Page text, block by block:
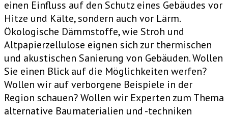
einen Einfluss auf den Schutz eines Gebäudes vor
Hitze und Kälte, sondern auch vor Lärm.
Ökologische Dämmstoffe, wie Stroh und
Altpapierzellulose eignen sich zur thermischen
und akustischen Sanierung von Gebäuden. Wollen
Sie einen Blick auf die Möglichkeiten werfen?
Wollen wir auf verborgene Beispiele in der
Region schauen? Wollen wir Experten zum Thema
alternative Baumaterialien und -techniken